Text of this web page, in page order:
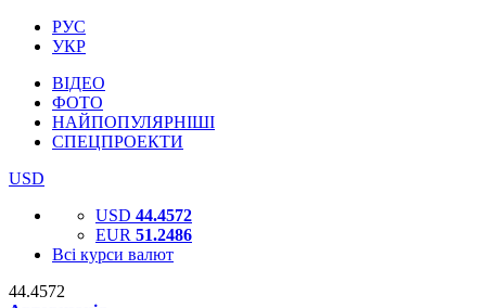
РУС
УКР
ВІДЕО
ФОТО
НАЙПОПУЛЯРНІШІ
СПЕЦПРОЕКТИ
USD
USD 44.4572
EUR 51.2486
Всі курси валют
44.4572